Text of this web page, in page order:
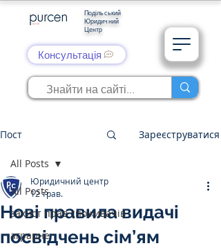
Подільський
Юридичний
Центр
Консультація
Пост Зареєструватися
All Posts
захист прав споживачів
аграрне
All Posts
Нові правила видачі
посвідчень сім’ям
Юридичний центр
12 трав.